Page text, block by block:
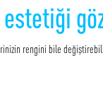
rengini bile